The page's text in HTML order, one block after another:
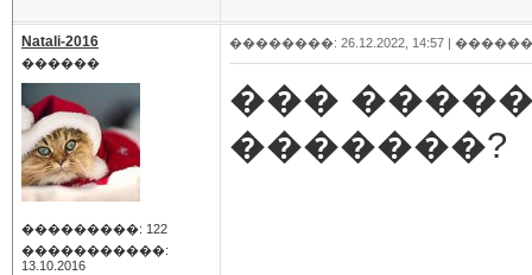
Natali-2016
������
���������: 122
�����������:
13.10.2016
��������: 26.12.2022, 14:57 |
���
�������?